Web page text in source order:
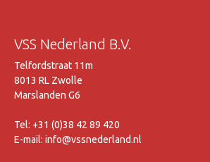
VSS Nederland B.V.
Telfordstraat 11m
8013 RL Zwolle
Marslanden G6
Tel: +31 (0)38 42 89 420
E-mail: info@vssnederland.nl